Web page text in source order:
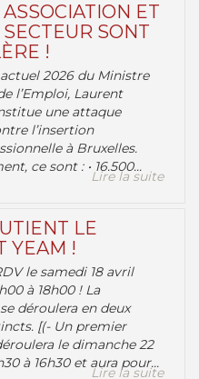
ET
SONT
!
2026 du Ministre
l’Emploi, Laurent
une attaque
l’insertion
à Bruxelles.
ce sont : • 16.500...
Lire la suite
LE
YEAM !
le samedi 18 avril
à 18h00 ! La
déroulera en deux
[(- Un premier
le dimanche 22
à 16h30 et aura pour...
Lire la suite